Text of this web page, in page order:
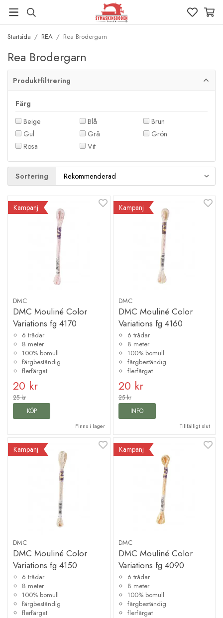
Startsida / REA / Rea Brodergarn
Rea Brodergarn
Produktfiltrering
Färg
Beige
Blå
Brun
Gul
Grå
Grön
Rosa
Vit
Sortering
Kampanj
DMC
DMC Mouliné Color
Variations fg 4170
6 trådar
8 meter
100% bomull
färgbeständig
flerfärgat
20 kr
25 kr
KÖP
Finns i lager
Kampanj
DMC
DMC Mouliné Color
Variations fg 4160
6 trådar
8 meter
100% bomull
färgbeständig
flerfärgat
20 kr
25 kr
INFO
Tillfälligt slut
Kampanj
DMC
DMC Mouliné Color
Variations fg 4150
6 trådar
8 meter
100% bomull
färgbeständig
flerfärgat
Kampanj
DMC
DMC Mouliné Color
Variations fg 4090
6 trådar
8 meter
100% bomull
färgbeständig
flerfärgat